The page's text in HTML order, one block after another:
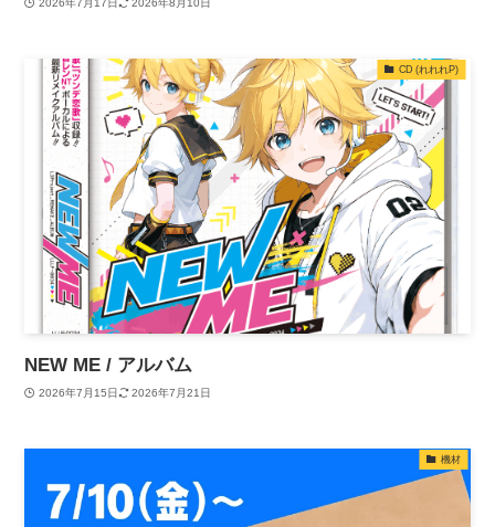
CD (れれれP)
NEW ME / アルバム
2026年7月15日 2026年7月21日
機材